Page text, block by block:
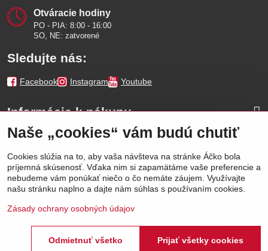
Otváracie hodiny
PO - PIA: 8:00 - 16:00
SO, NE: zatvorené
Sledujte nás:
Facebook Instagram Youtube
Informácie k nákupu
Naše značky
Výhody
Naše „cookies“ vám budú chutiť
Cookies slúžia na to, aby vaša návšteva na stránke Áčko bola
príjemná skúsenosť. Vďaka nim si zapamätáme vaše preferencie a
nebudeme vám ponúkať niečo o čo nemáte záujem. Využívajte
našu stránku naplno a dajte nám súhlas s používaním cookies.
Zásady ochrany osobných údajov
Prijať všetky cookies
Odmietnuť všetko